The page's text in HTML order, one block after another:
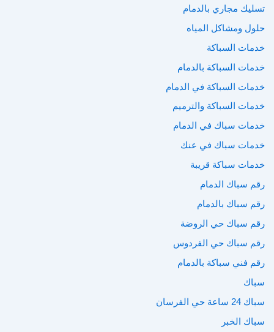
تسليك مجاري بالدمام
حلول ومشاكل المياه
خدمات السباكة
خدمات السباكة بالدمام
خدمات السباكة في الدمام
خدمات السباكة والترميم
خدمات سباك في الدمام
خدمات سباك في عنك
خدمات سباكة قريبة
رقم سباك الدمام
رقم سباك بالدمام
رقم سباك حي الروضة
رقم سباك حي الفردوس
رقم فني سباكة بالدمام
سباك
سباك 24 ساعة حي الفرسان
سباك الخبر